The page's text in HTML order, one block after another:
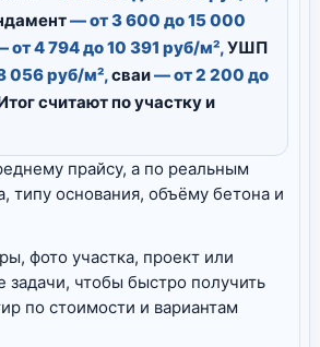
— от 3 600 до 15 000
от 4 794 до 10 391 руб/м²,УШП
056 руб/м²,сваи— от 2 200 до
считают по участку и
прайсу, а по реальным
типу основания, объёму бетона и
фото участка, проект или
задачи, чтобы быстро получить
по стоимости и вариантам